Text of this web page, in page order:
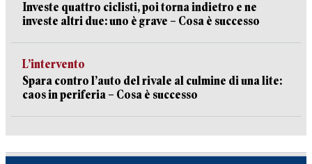
Investe quattro ciclisti, poi torna indietro e ne
investe altri due: uno è grave – Cosa è successo
L’intervento
Spara contro l’auto del rivale al culmine di una lite:
caos in periferia – Cosa è successo